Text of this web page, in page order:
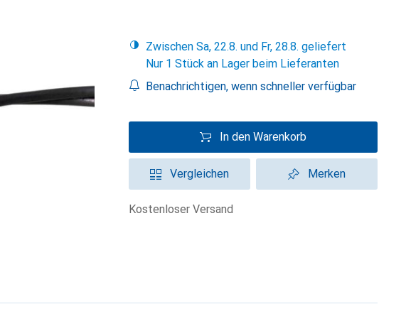
Zwischen Sa, 22.8. und Fr, 28.8. geliefert
Nur 1 Stück an Lager beim Lieferanten
Benachrichtigen, wenn schneller verfügbar
In den Warenkorb
Vergleichen Merken
kostenloser Versand